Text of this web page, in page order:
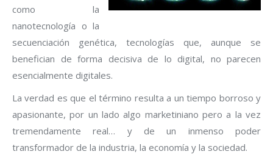
como la
nanotecnología o la
secuenciación genética, tecnologías que, aunque se
benefician de forma decisiva de lo digital, no parecen
esencialmente digitales.
La verdad es que el término resulta a un tiempo borroso y
apasionante, por un lado algo marketiniano pero a la vez
tremendamente real… y de un inmenso poder
transformador de la industria, la economía y la sociedad.